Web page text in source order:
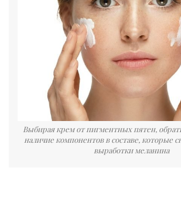
Выбирая крем от пигментных пятен,
наличие компонентов в составе, которые
выработки меланина